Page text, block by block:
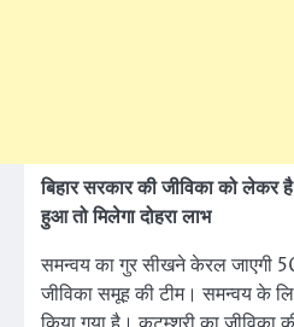
बिहार सरकार की जीविका को
हुआ तो मिलेगा दोहरा लाभ
समन्वय का गुर सीखने केरल जाएगी
जीविका समूह की टीम। समन्वय के